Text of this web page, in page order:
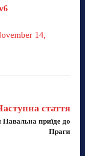
14,
стаття
приїде до
Праги